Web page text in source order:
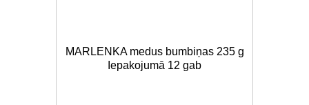
MARLENKA medus bumbiņas 235 g
Iepakojumā 12 gab